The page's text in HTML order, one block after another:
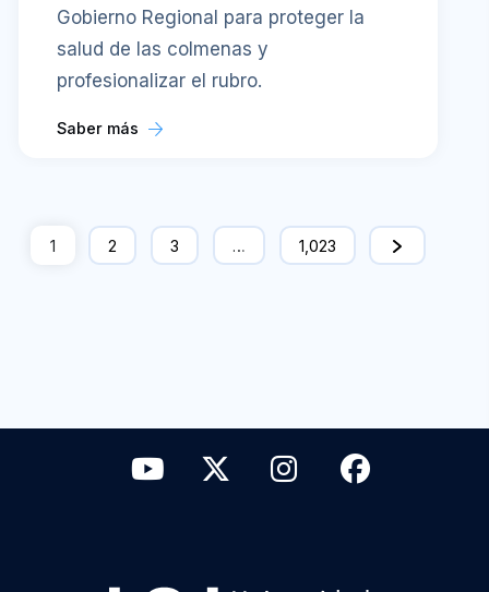
Gobierno Regional para proteger la
salud de las colmenas y
profesionalizar el rubro.
Saber más
1 2 3 … 1,023